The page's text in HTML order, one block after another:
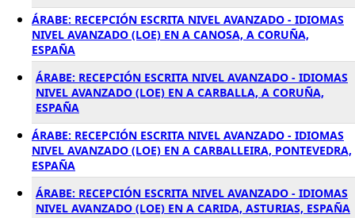
ÁRABE: RECEPCIÓN ESCRITA NIVEL AVANZADO - IDIOMAS
NIVEL AVANZADO (LOE) EN A CANOSA, A CORUÑA,
ESPAÑA
ÁRABE: RECEPCIÓN ESCRITA NIVEL AVANZADO - IDIOMAS
NIVEL AVANZADO (LOE) EN A CARBALLA, A CORUÑA,
ESPAÑA
ÁRABE: RECEPCIÓN ESCRITA NIVEL AVANZADO - IDIOMAS
NIVEL AVANZADO (LOE) EN A CARBALLEIRA, PONTEVEDRA,
ESPAÑA
ÁRABE: RECEPCIÓN ESCRITA NIVEL AVANZADO - IDIOMAS
NIVEL AVANZADO (LOE) EN A CARIDA, ASTURIAS, ESPAÑA